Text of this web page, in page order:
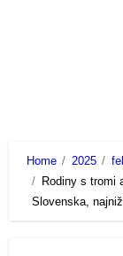
Home 2025
Rodiny s tromi
Slovenska,